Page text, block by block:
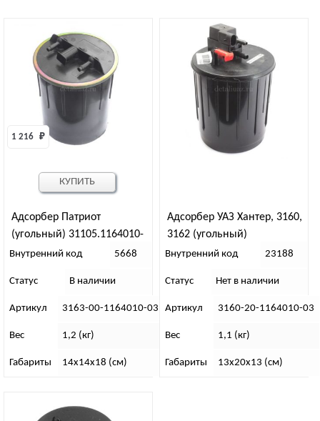
Адсорбер Патриот
(угольный) 31105.1164010-
10
1 216 ₽
Внутренний код 5668
Статус В наличии
Артикул 3163-00-1164010-03
Вес 1,2 (кг)
Габариты 14х14х18 (см)
КУПИТЬ
Адсорбер УАЗ Хантер, 3160,
3162 (угольный)
Внутренний код 23188
Статус Нет в наличии
Артикул 3160-20-1164010-03
Вес 1,1 (кг)
Габариты 13х20х13 (см)